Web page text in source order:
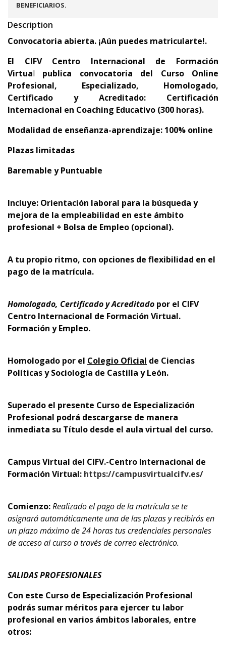
BENEFICIARIOS.
Description
Convocatoria abierta. ¡Aún puedes matricularte!.
El
CIFV Centro Internacional de Formación
Virtual publica convocatoria del
Curso Online
Profesional, Especializado, Homologado,
Certificado y Acreditado:
Certificación
Internacional en Coaching Educativo (300 horas).
Modalidad de enseñanza-aprendizaje: 100% online
Plazas limitadas
Baremable y Puntuable
Incluye: Orientación laboral para la búsqueda y
mejora de la empleabilidad en este ámbito
profesional + Bolsa de Empleo (opcional).
A tu propio ritmo, con opciones de flexibilidad en el
pago de la matrícula.
Homologado, Certificado y Acreditado por el CIFV
Centro Internacional de Formación Virtual.
Formación y Empleo.
Homologado por el Colegio Oficial de Ciencias
Políticas y Sociología de Castilla y León.
Superado el presente Curso de Especialización
Profesional podrá descargarse de manera
inmediata su Título desde el aula virtual del curso.
Campus Virtual del CIFV.-Centro Internacional de
Formación Virtual: https://campusvirtualcifv.es/
Comienzo:Realizado el pago de la matrícula se te
asignará automáticamente una de las plazas y recibirás en
un plazo máximo de 24 horas tus credenciales personales
de acceso al curso a través de correo electrónico.
SALIDAS PROFESIONALES
Con este Curso de Especialización Profesional
podrás sumar méritos para ejercer tu labor
profesional en varios ámbitos laborales, entre
otros: